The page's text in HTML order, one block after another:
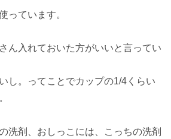
っています。
ん入れておいた方がいいと言ってい
し。ってことでカップの1/4くらい
洗剤、おしっこには、こっちの洗剤